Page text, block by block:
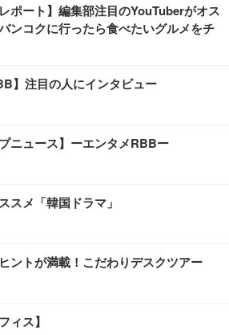
ポート】編集部注目のYouTuberがオス
ンコクに行ったら食べたいグルメをチ
】注目の人にインタビュー
ニュース】ーエンタメRBBー
スメ「韓国ドラマ」
ントが満載！こだわりデスクツアー
ィス】